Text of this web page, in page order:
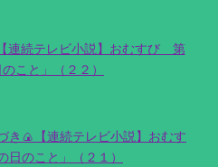
連続テレビ小説】おむすび 第
こと」（２２）
き🍙【連続テレビ小説】おむす
のこと」（２１）